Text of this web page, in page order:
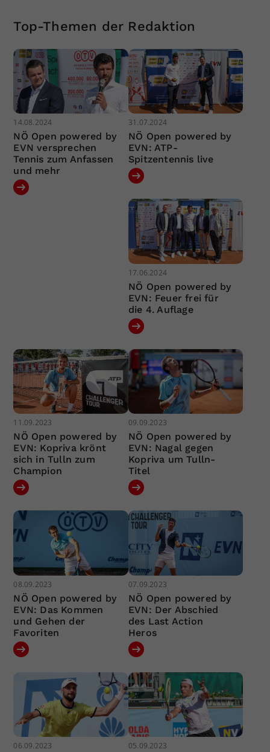
Top-Themen der Redaktion
14.08.2024
NÖ Open powered by
EVN versprechen
Tennis zum Anfassen
und mehr
31.07.2024
NÖ Open powered by
EVN: ATP-
Spitzentennis live
17.06.2024
NÖ Open powered by
EVN: Feuer frei für
die 4. Auflage
11.09.2023
NÖ Open powered by
EVN: Kopriva krönt
sich in Tulln zum
Champion
09.09.2023
NÖ Open powered by
EVN: Nagal gegen
Kopriva um Tulln-
Titel
08.09.2023
NÖ Open powered by
EVN: Das Kommen
und Gehen der
Favoriten
07.09.2023
NÖ Open powered by
EVN: Der Abschied
des Last Action
Heros
06.09.2023 05.09.2023